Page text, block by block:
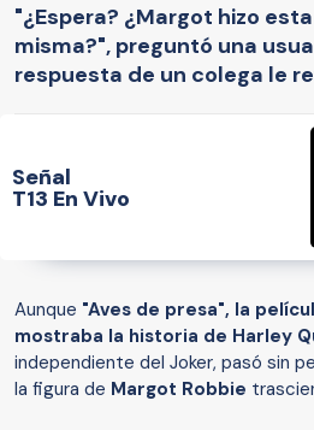
"¿Espera? ¿Margot hizo
misma?", preguntó una
respuesta de un colega le
Señal
T13 En Vivo
Aunque "Aves de presa", la
mostraba la historia de Harley
independiente del Joker, pasó sin
la figura de Margot Robbie